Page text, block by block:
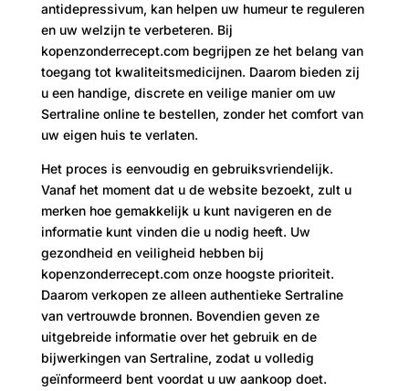
antidepressivum, kan helpen uw humeur te reguleren
en uw welzijn te verbeteren. Bij
kopenzonderrecept.com begrijpen ze het belang van
toegang tot kwaliteitsmedicijnen. Daarom bieden zij
u een handige, discrete en veilige manier om uw
Sertraline online te bestellen, zonder het comfort van
uw eigen huis te verlaten.
Het proces is eenvoudig en gebruiksvriendelijk.
Vanaf het moment dat u de website bezoekt, zult u
merken hoe gemakkelijk u kunt navigeren en de
informatie kunt vinden die u nodig heeft. Uw
gezondheid en veiligheid hebben bij
kopenzonderrecept.com onze hoogste prioriteit.
Daarom verkopen ze alleen authentieke Sertraline
van vertrouwde bronnen. Bovendien geven ze
uitgebreide informatie over het gebruik en de
bijwerkingen van Sertraline, zodat u volledig
geïnformeerd bent voordat u uw aankoop doet.